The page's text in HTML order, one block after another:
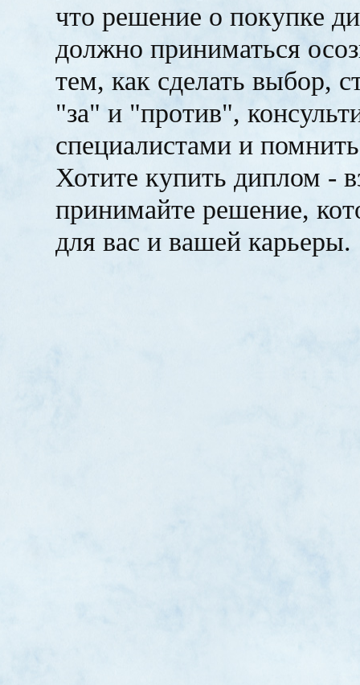
что решение о покупке
должно приниматься
тем, как сделать выбор,
"за" и "против",
специалистами и
Хотите купить диплом -
принимайте решение,
для вас и вашей карьеры.